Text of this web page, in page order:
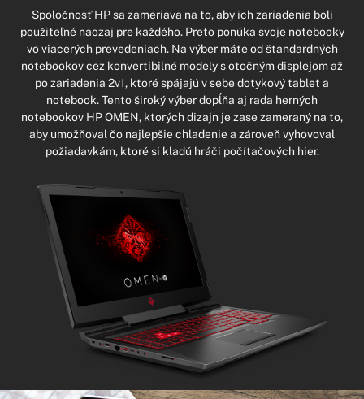
Spoločnosť HP sa zameriava na to, aby ich zariadenia boli
použiteľné naozaj pre každého. Preto ponúka svoje notebooky
vo viacerých prevedeniach. Na výber máte od štandardných
notebookov cez konvertibilné modely s otočným displejom až
po zariadenia 2v1, ktoré spájajú v sebe dotykový tablet a
notebook. Tento široký výber dopĺňa aj rada herných
notebookov HP OMEN, ktorých dizajn je zase zameraný na to,
aby umožňoval čo najlepšie chladenie a zároveň vyhovoval
požiadavkám, ktoré si kladú hráči počítačových hier.